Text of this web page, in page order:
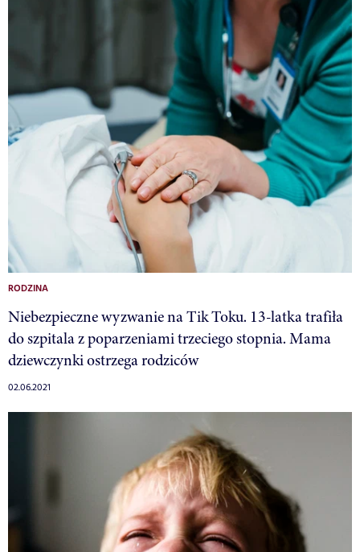
RODZINA
Niebezpieczne wyzwanie na Tik Toku. 13-latka trafiła
do szpitala z poparzeniami trzeciego stopnia. Mama
dziewczynki ostrzega rodziców
02.06.2021